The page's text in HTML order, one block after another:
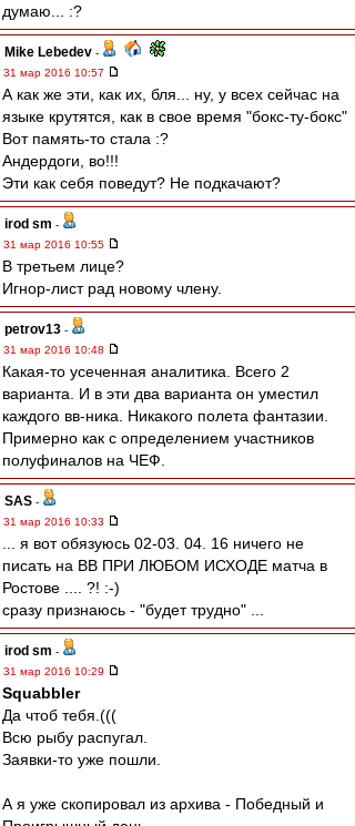
думаю... :?
Mike Lebedev -
31 мар 2016 10:57
А как же эти, как их, бля... ну, у всех сейчас на
языке крутятся, как в свое время "бокс-ту-бокс"
Вот память-то стала :?
Андердоги, во!!!
Эти как себя поведут? Не подкачают?
irod sm -
31 мар 2016 10:55
В третьем лице?
Игнор-лист рад новому члену.
petrov13 -
31 мар 2016 10:48
Какая-то усеченная аналитика. Всего 2
варианта. И в эти два варианта он уместил
каждого вв-ника. Никакого полета фантазии.
Примерно как с определением участников
полуфиналов на ЧЕФ.
SAS -
31 мар 2016 10:33
... я вот обязуюсь 02-03. 04. 16 ничего не
писать на ВВ ПРИ ЛЮБОМ ИСХОДЕ матча в
Ростове .... ?! :-)
сразу признаюсь - "будет трудно" ...
irod sm -
31 мар 2016 10:29
Squabbler
Да чтоб тебя.(((
Всю рыбу распугал.
Заявки-то уже пошли.
А я уже скопировал из архива - Победный и